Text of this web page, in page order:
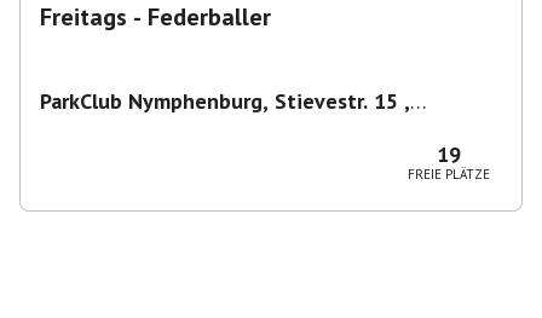
Freitags - Federballer
ParkClub Nymphenburg, Stievestr. 15 ,
19
FREIE PLÄTZE